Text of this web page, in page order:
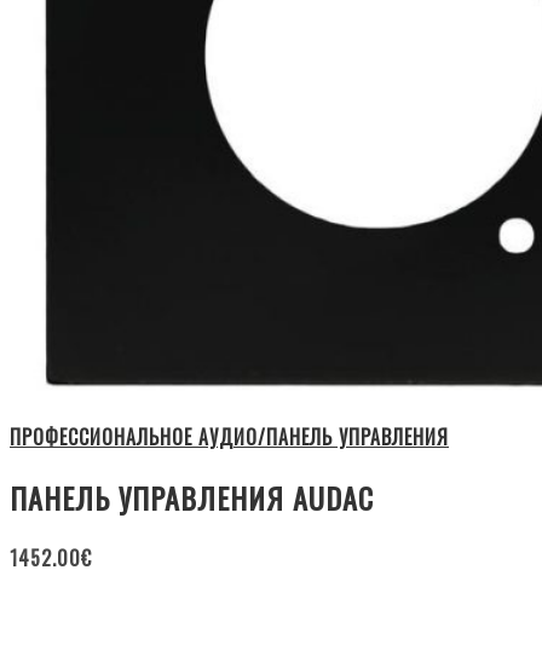
ПРОФЕССИОНАЛЬНОЕ АУДИО/ПАНЕЛЬ УПРАВЛЕНИЯ
ПАНЕЛЬ УПРАВЛЕНИЯ AUDAC
1452.00€